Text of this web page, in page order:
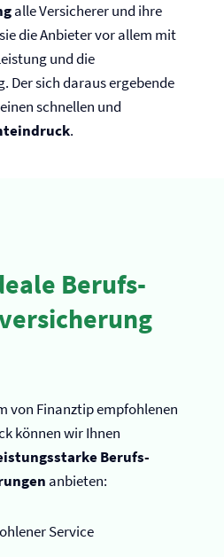
alle Versicherer und ihre
die Anbieter vor allem mit
und die
Der sich daraus ergebende
schnellen und
.
Berufs­
von Finanztip empfohlenen
können wir Ihnen
Berufs­
anbieten:
Service